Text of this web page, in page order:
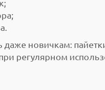
даже новичкам:
регулярном